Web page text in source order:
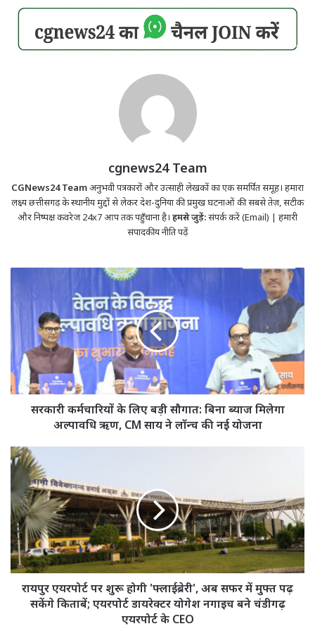
cgnews24 Team
CGNews24 Teamअनुभवी पत्रकारों और उत्साही लेखकों का एक समर्पित समूह। हमारा
लक्ष्य छत्तीसगढ़ के स्थानीय मुद्दों से लेकर देश-दुनिया की प्रमुख घटनाओं की सबसे तेज़, सटीक
और निष्पक्ष कवरेज 24x7 आप तक पहुँचाना है। हमसे जुड़ें:संपर्क करें (Email) | हमारी
संपादकीय नीति पढ़ें
के
लिए
सौगात:
बिना
ब्याज
मिलेगा
अल्पावधि
साय
ने
की
नई
योजना
सरकारी कर्मचारियों के लिए बड़ी सौगात: बिना ब्याज मिलेगा
अल्पावधि ऋण, CM साय ने लॉन्च की नई योजना
रायपुर
एयरपोर्ट
शुरू
होगी
'फ्लाईब्रेरी',
अब
सफर
में
मुफ्तरायपुर एयरपोर्ट पर शुरू होगी 'फ्लाईब्रेरी', अब सफर में मुफ्त पढ़
सकेंगे किताबें; एयरपोर्ट डायरेक्टर योगेश नगाइच बने चंडीगढ़
एयरपोर्ट के CEO